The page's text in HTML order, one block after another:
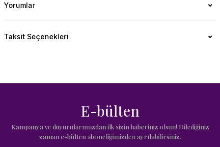
Yorumlar
Taksit Seçenekleri
E-bülten
Kampanya ve duyurularımızdan ilk sizin haberiniz olsun! Dilediğiniz
zaman e-bülten aboneliğimizden ayrılabilirsiniz.